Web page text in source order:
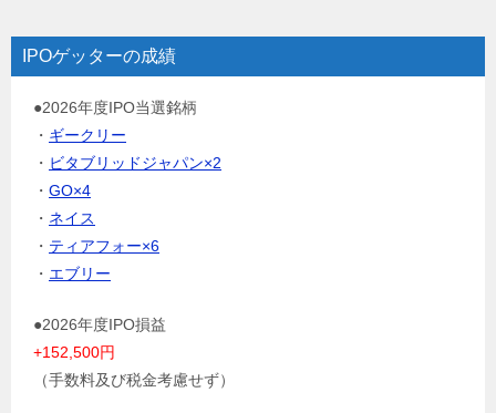
IPOゲッターの成績
●2026年度IPO当選銘柄
・ ギークリー
・ ビタブリッドジャパン×2
・ GO×4
・ ネイス
・ ティアフォー×6
・ エブリー
●2026年度IPO損益
+152,500円
（手数料及び税金考慮せず）